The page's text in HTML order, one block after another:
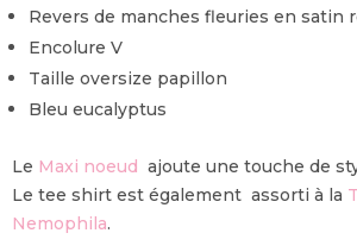
Revers de manches fleuries en satin
Encolure V
Taille oversize papillon
Bleu eucalyptus
Le Maxi noeud ajoute une touche de
Le tee shirt est également assorti à la
Nemophila.